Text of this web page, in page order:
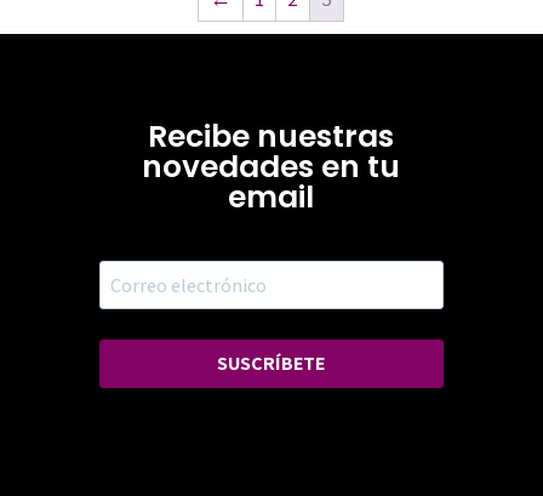
Recibe nuestras
novedades en tu
email
SUSCRÍBETE